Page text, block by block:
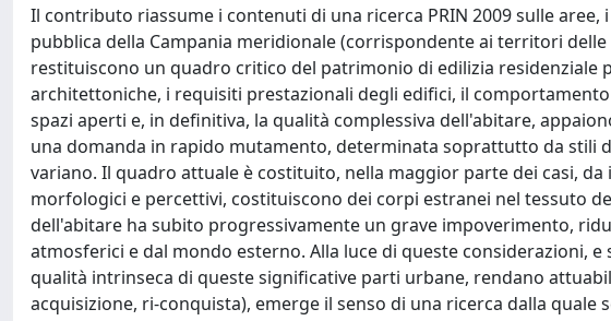
Il contributo riassume i contenuti di una ricerca PRIN 2009 sulle
pubblica della Campania meridionale (corrispondente ai territori
restituiscono un quadro critico del patrimonio di edilizia residenziale
architettoniche, i requisiti prestazionali degli edifici, il
spazi aperti e, in definitiva, la qualità complessiva dell'abitare,
una domanda in rapido mutamento, determinata soprattutto da stili
variano. Il quadro attuale è costituito, nella maggior parte dei casi,
morfologici e percettivi, costituiscono dei corpi estranei nel tessuto
dell'abitare ha subito progressivamente un grave impoverimento,
atmosferici e dal mondo esterno. Alla luce di queste considerazioni,
qualità intrinseca di queste significative parti urbane, rendano
acquisizione, ri-conquista), emerge il senso di una ricerca dalla